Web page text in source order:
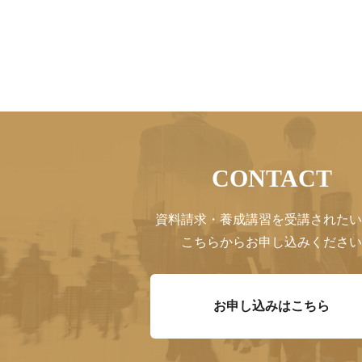
CONTACT
資料請求・養成講習を受講された
こちらからお申し込みください
お申し込みはこちら